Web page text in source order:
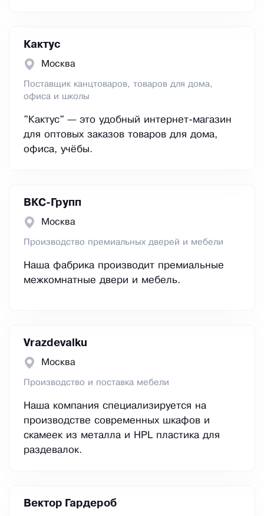
Кактус
Москва
Поставщик канцтоваров, товаров для дома,
офиса и школы
"Кактус" — это удобный интернет-магазин
для оптовых заказов товаров для дома,
офиса, учёбы.
ВКС-Групп
Москва
Производство премиальных дверей и мебели
Наша фабрика производит премиальные
межкомнатные двери и мебель.
Vrazdevalku
Москва
Производство и поставка мебели
Наша компания специализируется на
производстве современных шкафов и
скамеек из металла и HPL пластика для
раздевалок.
Вектор Гардероб